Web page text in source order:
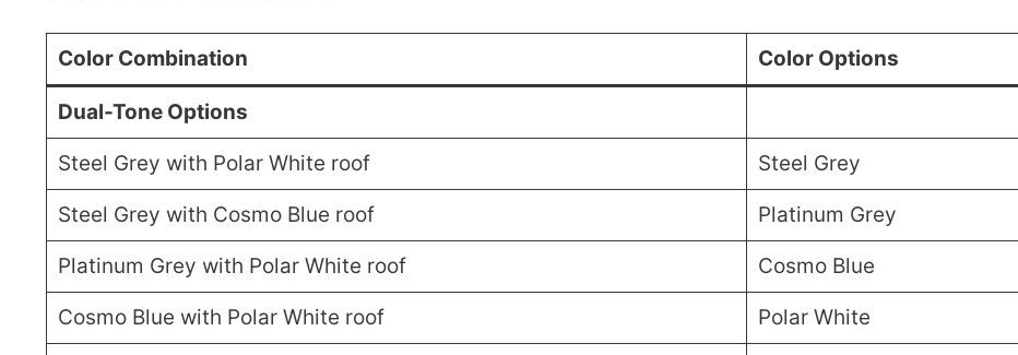
Color Combination Color Options
Dual-Tone Options
Steel Grey with Polar White roof Steel Grey
Steel Grey with Cosmo Blue roof Platinum Grey
Platinum Grey with Polar White roof Cosmo Blue
Cosmo Blue with Polar White roof Polar White